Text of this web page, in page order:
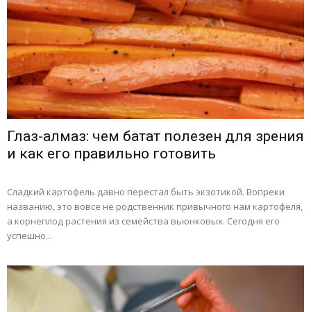
Глаз-алмаз: чем батат полезен для зрения
и как его правильно готовить
Сладкий картофель давно перестал быть экзотикой. Вопреки
названию, это вовсе не родственник привычного нам картофеля,
а корнеплод растения из семейства вьюнковых. Сегодня его
успешно...